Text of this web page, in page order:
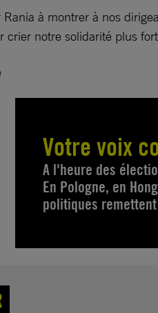
Rania à montrer à nos
crier notre solidarité plus
Votre voix
A l'heure des
En Pologne, en
politiques